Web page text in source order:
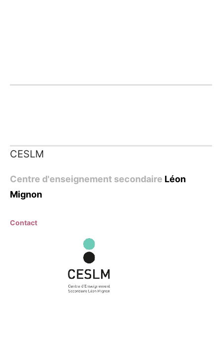
CESLM
Centre d'enseignement secondaire Léon
Mignon
Contact